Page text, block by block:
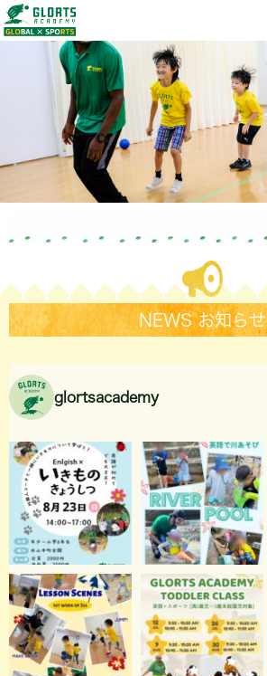
NEWS お知らせ
glortsacademy